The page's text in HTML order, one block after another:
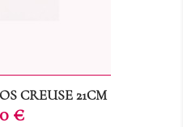
CREUSE 21CM
€